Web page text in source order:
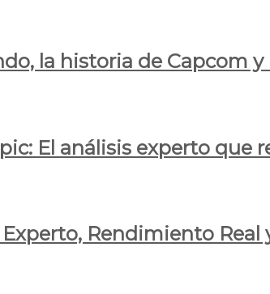
la historia de Capcom
El análisis experto que
Rendimiento